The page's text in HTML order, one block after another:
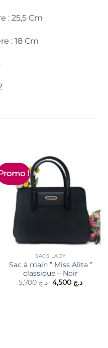
: 25,5 Cm
: 18 Cm
!
SACS LADY
Sac à main ” Miss Alita ”
classique – Noir
د.ج5,700
Le
prix
د.ج 4,500
Le